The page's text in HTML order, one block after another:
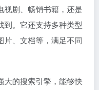
视剧、畅销书籍，还是
到。它还支持多种类型
片、文档等，满足不同
大的搜索引擎，能够快